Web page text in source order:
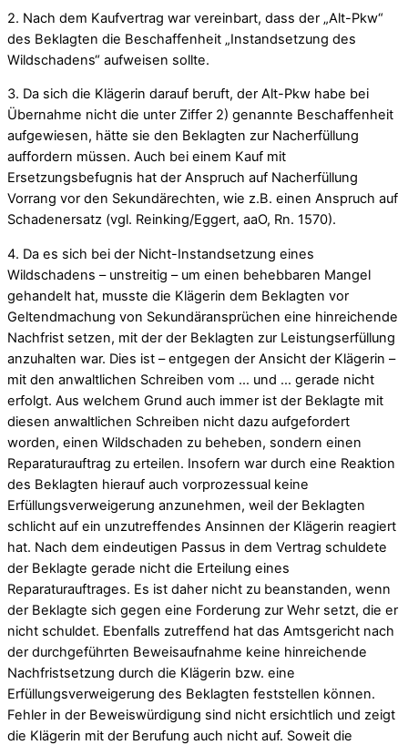
2. Nach dem Kaufvertrag war vereinbart, dass der „Alt-Pkw“
des Beklagten die Beschaffenheit „Instandsetzung des
Wildschadens“ aufweisen sollte.
3. Da sich die Klägerin darauf beruft, der Alt-Pkw habe bei
Übernahme nicht die unter Ziffer 2) genannte Beschaffenheit
aufgewiesen, hätte sie den Beklagten zur Nacherfüllung
auffordern müssen. Auch bei einem Kauf mit
Ersetzungsbefugnis hat der Anspruch auf Nacherfüllung
Vorrang vor den Sekundärechten, wie z.B. einen Anspruch auf
Schadenersatz (vgl. Reinking/Eggert, aaO, Rn. 1570).
4. Da es sich bei der Nicht-Instandsetzung eines
Wildschadens – unstreitig – um einen behebbaren Mangel
gehandelt hat, musste die Klägerin dem Beklagten vor
Geltendmachung von Sekundäransprüchen eine hinreichende
Nachfrist setzen, mit der der Beklagten zur Leistungserfüllung
anzuhalten war. Dies ist – entgegen der Ansicht der Klägerin –
mit den anwaltlichen Schreiben vom … und … gerade nicht
erfolgt. Aus welchem Grund auch immer ist der Beklagte mit
diesen anwaltlichen Schreiben nicht dazu aufgefordert
worden, einen Wildschaden zu beheben, sondern einen
Reparaturauftrag zu erteilen. Insofern war durch eine Reaktion
des Beklagten hierauf auch vorprozessual keine
Erfüllungsverweigerung anzunehmen, weil der Beklagten
schlicht auf ein unzutreffendes Ansinnen der Klägerin reagiert
hat. Nach dem eindeutigen Passus in dem Vertrag schuldete
der Beklagte gerade nicht die Erteilung eines
Reparaturauftrages. Es ist daher nicht zu beanstanden, wenn
der Beklagte sich gegen eine Forderung zur Wehr setzt, die er
nicht schuldet. Ebenfalls zutreffend hat das Amtsgericht nach
der durchgeführten Beweisaufnahme keine hinreichende
Nachfristsetzung durch die Klägerin bzw. eine
Erfüllungsverweigerung des Beklagten feststellen können.
Fehler in der Beweiswürdigung sind nicht ersichtlich und zeigt
die Klägerin mit der Berufung auch nicht auf. Soweit die